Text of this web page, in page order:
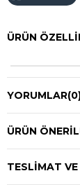
ÜRÜN
YORUMLAR
ÜRÜN
TESLIMAT VE